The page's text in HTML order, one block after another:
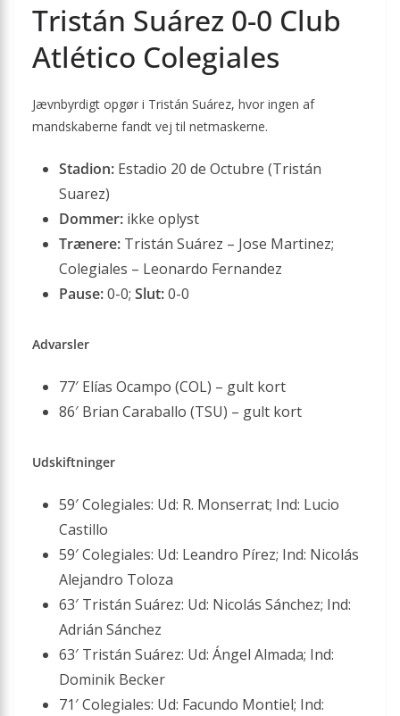
Tristán Suárez 0-0 Club
Atlético Colegiales
Jævnbyrdigt opgør i Tristán Suárez, hvor ingen af
mandskaberne fandt vej til netmaskerne.
Stadion: Estadio 20 de Octubre (Tristán
Suarez)
Dommer: ikke oplyst
Trænere: Tristán Suárez – Jose Martinez;
Colegiales – Leonardo Fernandez
Pause:0-0; Slut:0-0
Advarsler
77′ Elías Ocampo (COL) – gult kort
86′ Brian Caraballo (TSU) – gult kort
Udskiftninger
59′ Colegiales: Ud: R. Monserrat; Ind: Lucio
Castillo
59′ Colegiales: Ud: Leandro Pírez; Ind: Nicolás
Alejandro Toloza
63′ Tristán Suárez: Ud: Nicolás Sánchez; Ind:
Adrián Sánchez
63′ Tristán Suárez: Ud: Ángel Almada; Ind:
Dominik Becker
71′ Colegiales: Ud: Facundo Montiel; Ind: